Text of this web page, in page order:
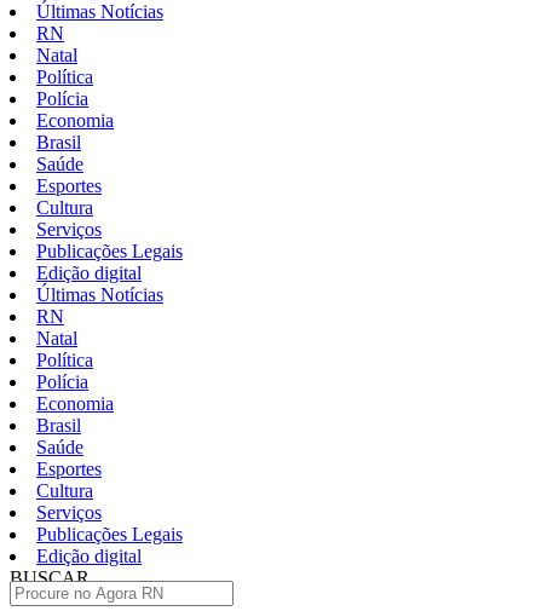
Últimas Notícias
RN
Natal
Política
Polícia
Economia
Brasil
Saúde
Esportes
Cultura
Serviços
Publicações Legais
Edição digital
Últimas Notícias
RN
Natal
Política
Polícia
Economia
Brasil
Saúde
Esportes
Cultura
Serviços
Publicações Legais
Edição digital
BUSCAR